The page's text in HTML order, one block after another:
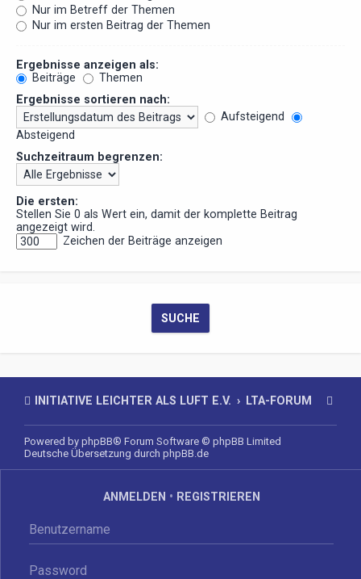
Nur im Betreff der Themen
Nur im ersten Beitrag der Themen
Ergebnisse anzeigen als:
Beiträge
Themen
Ergebnisse sortieren nach:
Aufsteigend
Absteigend
Suchzeitraum begrenzen:
Die ersten:
Stellen Sie 0 als Wert ein, damit der komplette Beitrag
angezeigt wird.
Zeichen der Beiträge anzeigen
INITIATIVE LEICHTER ALS LUFT E.V. LTA-FORUM
Powered by phpBB® Forum Software © phpBB Limited
Deutsche Übersetzung durch phpBB.de
ANMELDEN • REGISTRIEREN